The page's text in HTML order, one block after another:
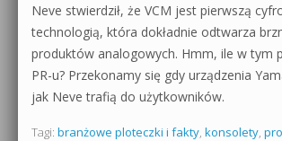
Neve stwierdził, że VCM jest pierwszą
technologią, która dokładnie odtwarza
produktów analogowych. Hmm, ile w tym
PR-u? Przekonamy się gdy urządzenia
jak Neve trafią do użytkowników.
Tagi: branżowe ploteczki i fakty, konsolety,